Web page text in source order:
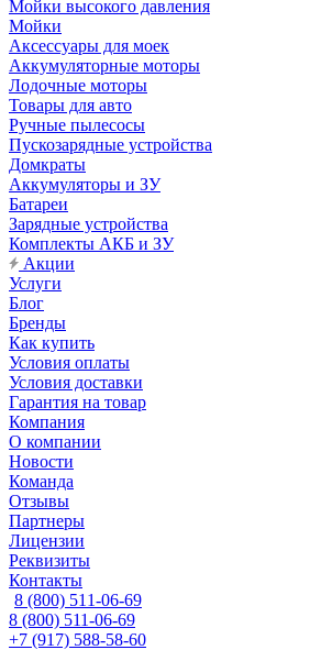
Мойки высокого давления
Мойки
Аксессуары для моек
Аккумуляторные моторы
Лодочные моторы
Товары для авто
Ручные пылесосы
Пускозарядные устройства
Домкраты
Аккумуляторы и ЗУ
Батареи
Зарядные устройства
Комплекты АКБ и ЗУ
Акции
Услуги
Блог
Бренды
Как купить
Условия оплаты
Условия доставки
Гарантия на товар
Компания
О компании
Новости
Команда
Отзывы
Партнеры
Лицензии
Реквизиты
Контакты
8 (800) 511-06-69
8 (800) 511-06-69
+7 (917) 588-58-60